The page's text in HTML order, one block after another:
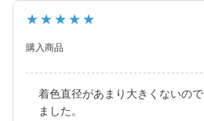
ました。
ハイスペックレンズへとリニューアル！
★★★★★
購入商品
着色直径があまり大きくないの
ました。